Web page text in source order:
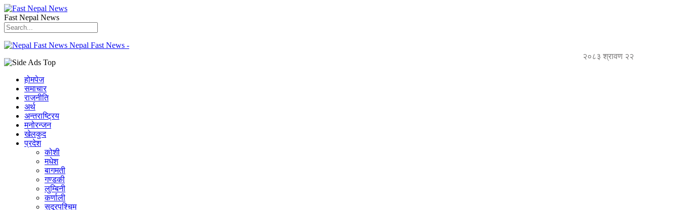
Fast Nepal News
Nepal Fast News -
२०८३ श्रावण २२
होमपेज
समाचार
राजनीति
अर्थ
अन्तराष्ट्रिय
मनोरन्जन
खेलकुद
प्रदेश
कोशी
मधेश
बागमती
गण्डकी
लुम्बिनी
कर्णाली
सुदूरपश्चिम